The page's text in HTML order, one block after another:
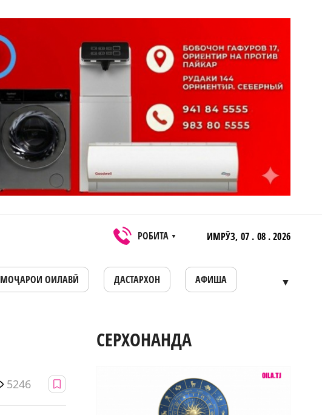
РОБИТА ▼ ИМРӮЗ, 07 . 08 . 2026
МОҶАРОИ ОИЛАВӢ ДАСТАРХОН АФИША ▼
5246
СЕРХОНАНДА